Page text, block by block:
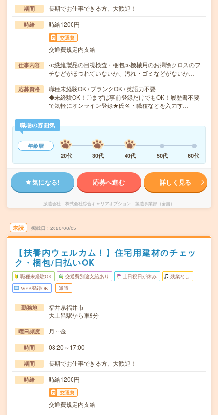
期間 長期でお仕事できる方、大歓迎！
時給 時給1200円
交通費
交通費規定内支給
仕事内容
≪繊維製品の目視検査・梱包≫機械用のお掃除クロスのフ
チなどがほつれていないか、汚れ・ゴミなどがないか…
応募資格
職種未経験OK / ブランクOK / 英語力不要
◆未経験OK！〇まずは事前登録だけでもOK！履歴書不要
で気軽にオンライン登録★氏名・職種などを入力す…
職場の雰囲気
年齢層
20代
30代 40代 50代 60代
気になる! 応募へ進む 詳しく見る
派遣会社 株式会社綜合キャリアオプション 製造事業部（全国）
未読 掲載日 2026/08/05
【扶養内ウェルカム！】住宅用建材のチェッ
ク・梱包/日払いOK
職種未経験OK 交通費別途支給あり 土日祝日が休み 残業なし
WEB登録OK 派遣
勤務地
福井県福井市
大土呂駅から車9分
曜日頻度 月～金
時間 08:20～17:00
期間 長期でお仕事できる方、大歓迎！
時給 時給1200円
交通費
交通費規定内支給